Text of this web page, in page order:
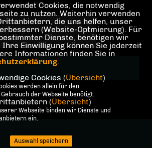
Verifizierung
Hier klicken
Friendly Captcha ⇗
Cookies, die notwendig
zu nutzen. Weiterhin verwenden
die uns helfen, unser
(Website-Optmierung). Für
Dienste, benötigen wir
Einwilligung können Sie jederzeit
Informationen finden Sie in
.
Cookies (Übersicht)
werden allein für den
der Webseite benötigt.
(Übersicht)
Webseite binden wir Dienste und
ein.
Auswahl speichern